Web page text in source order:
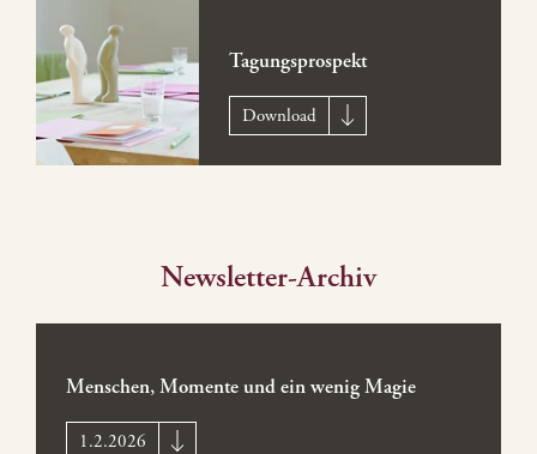
Tagungsprospekt
Download
Newsletter-Archiv
Menschen, Momente und ein wenig Magie
1.2.2026